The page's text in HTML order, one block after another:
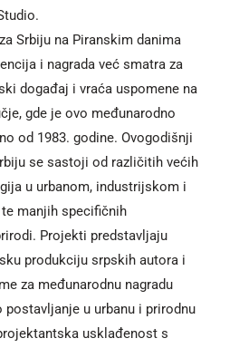
Srbiju na Piranskim danima
i nagrada već smatra za
događaj i vraća uspomene na
gde je ovo međunarodno
od 1983. godine. Ovogodišnji
se sastoji od različitih većih
u urbanom, industrijskom i
manjih specifičnih
Projekti predstavljaju
produkciju srpskih autora i
za međunarodnu nagradu
u urbanu i prirodnu
usklađenost s